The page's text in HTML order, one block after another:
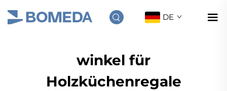
DE
winkel für
Holzküchenregale